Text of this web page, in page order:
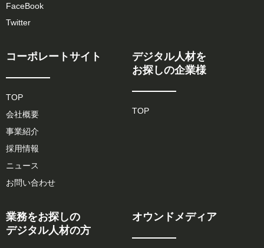
FaceBook
Twitter
コーポレートサイト
TOP
会社概要
事業紹介
採用情報
ニュース
お問い合わせ
デジタル人材を
お探しの企業様
TOP
業務をお探しの
デジタル人材の方
オウンドメディア